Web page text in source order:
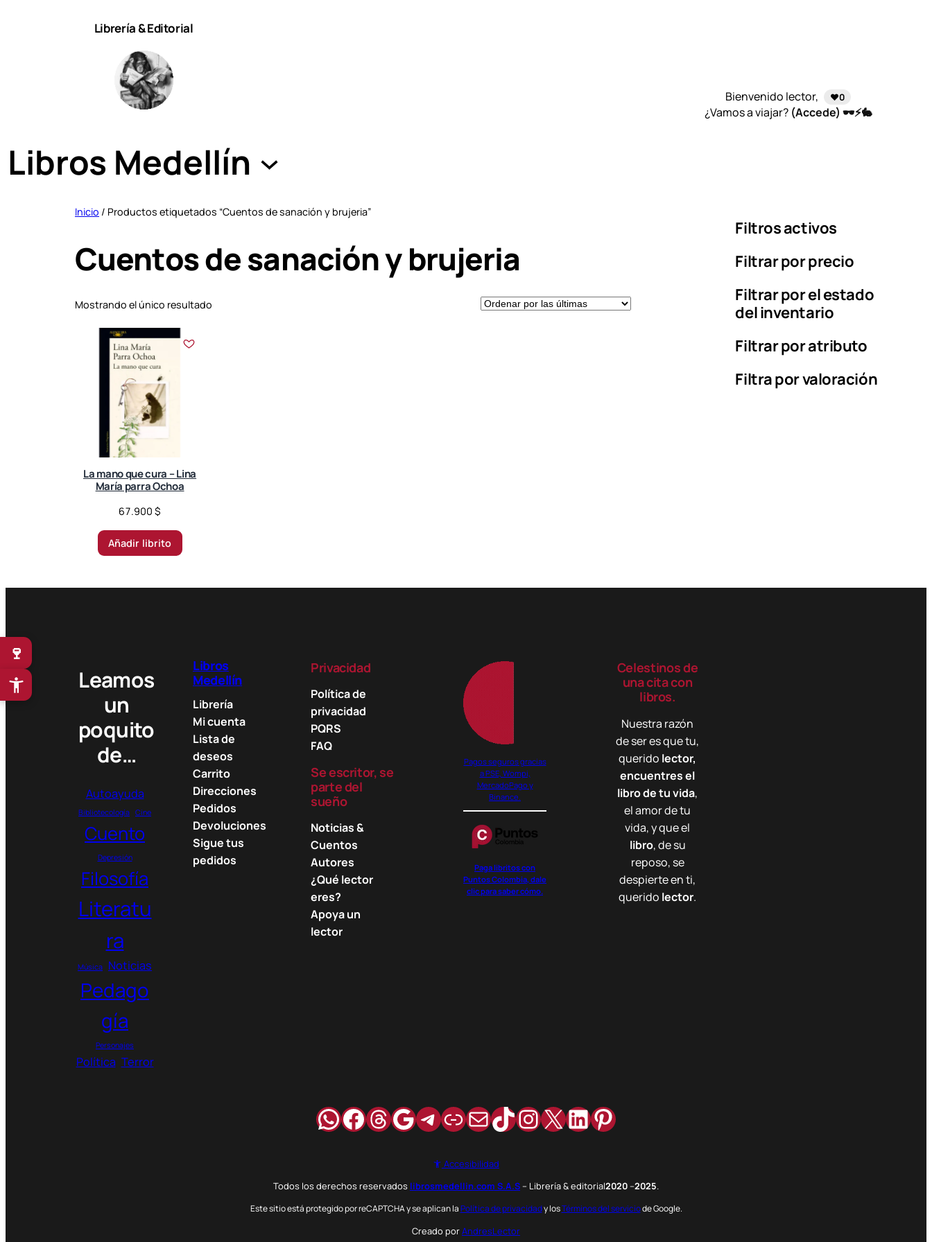
Librería & Editorial
Libros Medellín
Bienvenido lector, ❤️0
¿Vamos a viajar? (Accede) 🕶️⚡🐇
Inicio / Productos etiquetados “Cuentos de sanación y brujeria”
Cuentos de sanación y brujeria
Mostrando el único resultado
La mano que cura – Lina
María parra Ochoa
67.900$
Añadir librito
Filtros activos
Filtrar por precio
Filtrar por el estado
del inventario
Filtrar por atributo
Filtra por valoración
Leamos
un
poquito
de…
Autoayuda
Bibliotecología Cine
Cuento
Depresión
Filosofía
Literatu
ra
Música Noticias
Pedago
gía
Personajes
Política Terror
Libros
Medellín
Librería
Mi cuenta
Lista de
deseos
Carrito
Direcciones
Pedidos
Devoluciones
Sigue tus
pedidos
Privacidad
Política de
privacidad
PQRS
FAQ
Se escritor, se
parte del
sueño
Noticias &
Cuentos
Autores
¿Qué lector
eres?
Apoya un
lector
Pagos seguros gracias
a PSE, Wompi,
MercadoPago y
Binance.
Paga libritos con
Puntos Colombia, dale
clic para saber cómo.
Celestinos de
una cita con
libros.
Nuestra razón
de ser es que tu,
querido lector,
encuentres el
libro de tu vida,
el amor de tu
vida, y que el
libro, de su
reposo, se
despierte en ti,
querido lector.
WhatsApp
Facebook
Hilos
Google
Telegram
Enlace
Correo
TikTok
Instagram
X LinkedIn
Pinterest
Accesibilidad
Todos los derechos reservados librosmedellin.com S.A.S– Librería & editorial2020–2025.
Este sitio está protegido por reCAPTCHA y se aplican laPolítica de privacidady losTérminos del serviciode Google.
Creado porAndresLector
🍷